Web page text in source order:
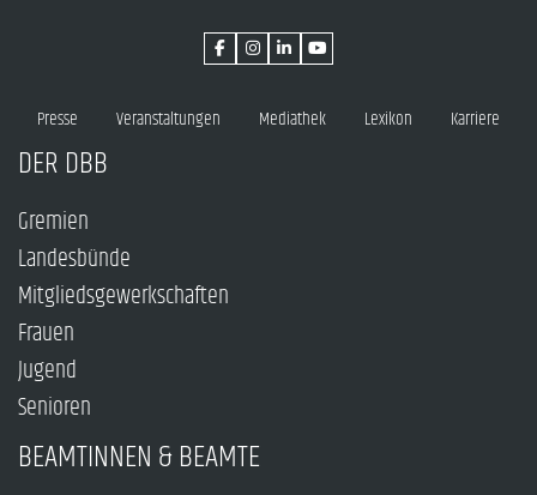
Presse Veranstaltungen Mediathek Lexikon Karriere
DER DBB
Gremien
Landesbünde
Mitgliedsgewerkschaften
Frauen
Jugend
Senioren
BEAMTINNEN & BEAMTE